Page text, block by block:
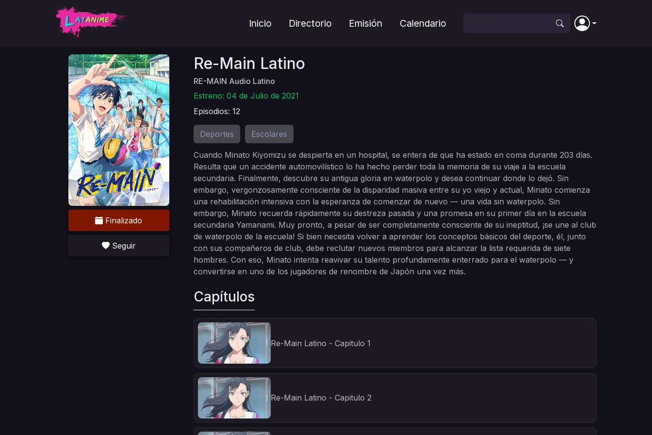
Inicio Directorio Emisión Calendario
Finalizado
Seguir
Re-Main Latino
RE-MAIN Audio Latino
Estreno: 04 de Julio de 2021
Episodios: 12
Deportes Escolares
Cuando Minato Kiyomizu se despierta en un hospital, se entera de que ha estado en coma durante 203 días.
Resulta que un accidente automovilístico lo ha hecho perder toda la memoria de su viaje a la escuela
secundaria. Finalmente, descubre su antigua gloria en waterpolo y desea continuar donde lo dejó. Sin
embargo, vergonzosamente consciente de la disparidad masiva entre su yo viejo y actual, Minato comienza
una rehabilitación intensiva con la esperanza de comenzar de nuevo — una vida sin waterpolo. Sin
embargo, Minato recuerda rápidamente su destreza pasada y una promesa en su primer día en la escuela
secundaria Yamanami. Muy pronto, a pesar de ser completamente consciente de su ineptitud, ¡se une al club
de waterpolo de la escuela! Si bien necesita volver a aprender los conceptos básicos del deporte, él, junto
con sus compañeros de club, debe reclutar nuevos miembros para alcanzar la lista requerida de siete
hombres. Con eso, Minato intenta reavivar su talento profundamente enterrado para el waterpolo — y
convertirse en uno de los jugadores de renombre de Japón una vez más.
Capítulos
Re-Main Latino - Capitulo 1
Re-Main Latino - Capitulo 2